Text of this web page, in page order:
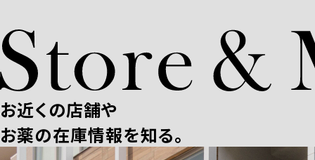
お近くの店舗や
お薬の在庫情報を知る。